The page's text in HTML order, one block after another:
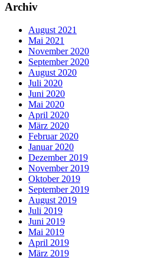
Archiv
August 2021
Mai 2021
November 2020
September 2020
August 2020
Juli 2020
Juni 2020
Mai 2020
April 2020
März 2020
Februar 2020
Januar 2020
Dezember 2019
November 2019
Oktober 2019
September 2019
August 2019
Juli 2019
Juni 2019
Mai 2019
April 2019
März 2019